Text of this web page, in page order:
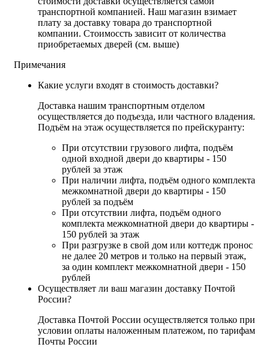
транспортной компанией. Наш магазин взимает
плату за доставку товара до транспортной
компании. Стоимоссть зависит от количества
приобретаемых дверей (см. выше)
Примечания
Какие услуги входят в стоимость доставки?
Доставка нашим транспортным отделом
осуществляется до подъезда, или частного владения.
Подъём на этаж осуществляется по прейскуранту:
При отсутствии грузового лифта, подъём
одной входной двери до квартиры - 150
рублей за этаж
При наличии лифта, подъём одного комплекта
межкомнатной двери до квартиры - 150
рублей за подъём
При отсутствии лифта, подъём одного
комплекта межкомнатной двери до квартиры -
150 рублей за этаж
При разгрузке в свой дом или коттедж пронос
не далее 20 метров и только на первый этаж,
за один комплект межкомнатной двери - 150
рублей
Осуществляет ли ваш магазин доставку Почтой
России?
Доставка Почтой России осуществляется только при
условии оплаты наложенным платежом, по тарифам
Почты России